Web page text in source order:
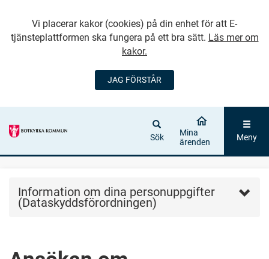
Vi placerar kakor (cookies) på din enhet för att E-
tjänsteplattformen ska fungera på ett bra sätt. Läs mer om
kakor.
JAG FÖRSTÅR
GÅ DIREKT TILL
Sök
Mina
ärenden
Meny
Information om dina personuppgifter
(Dataskyddsförordningen)